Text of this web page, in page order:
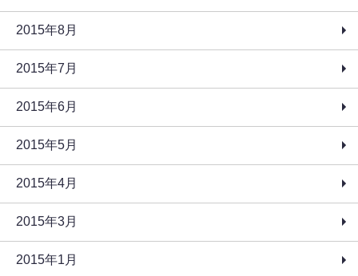
2015年8月
2015年7月
2015年6月
2015年5月
2015年4月
2015年3月
2015年1月